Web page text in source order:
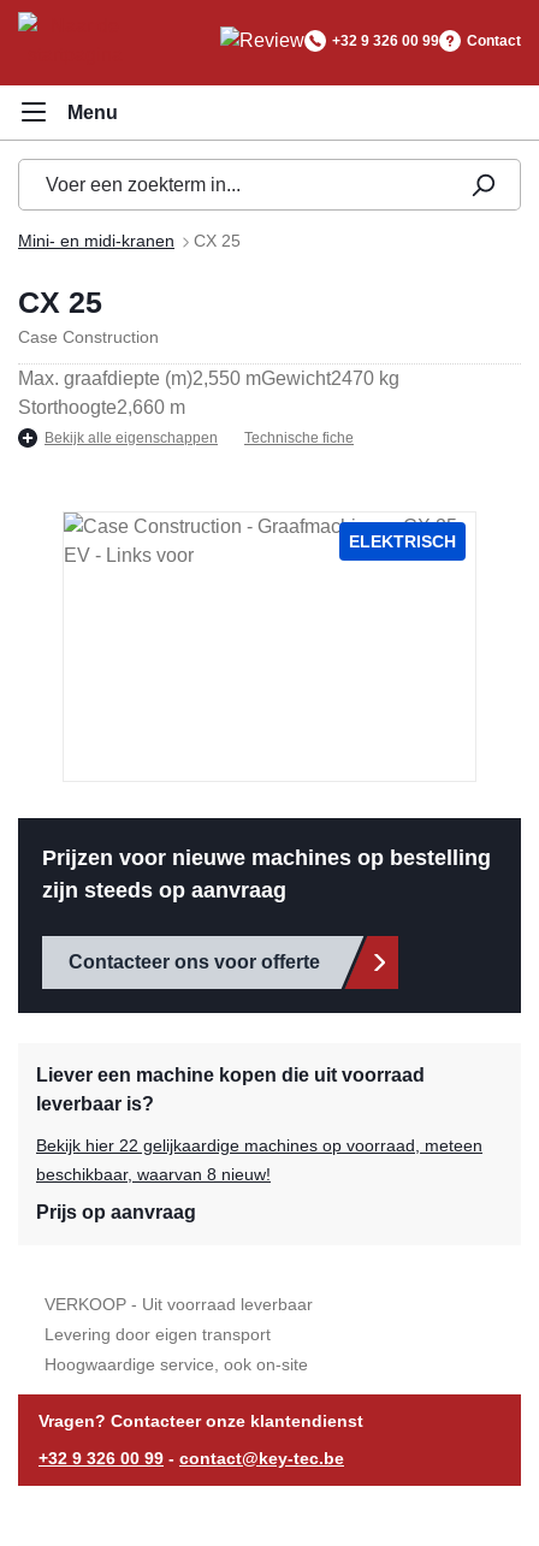
+32 9 326 00 99 Contact
Mini- en midi-kranen CX 25
CX 25
Case Construction
Max. graafdiepte (m)2,550 mGewicht2470 kg
Storthoogte2,660 m
Bekijk alle eigenschappen Technische fiche
Afbeeldingengalerij overslaan
ELEKTRISCH
Prijzen voor nieuwe machines op bestelling
zijn steeds op aanvraag
Contacteer ons voor offerte
Liever een machine kopen die uit voorraad
leverbaar is?
Bekijk hier 22 gelijkaardige machines op voorraad, meteen
beschikbaar, waarvan 8 nieuw!
Prijs op aanvraag
VERKOOP - Uit voorraad leverbaar
Levering door eigen transport
Hoogwaardige service, ook on-site
Vragen? Contacteer onze klantendienst
+32 9 326 00 99 - contact@key-tec.be